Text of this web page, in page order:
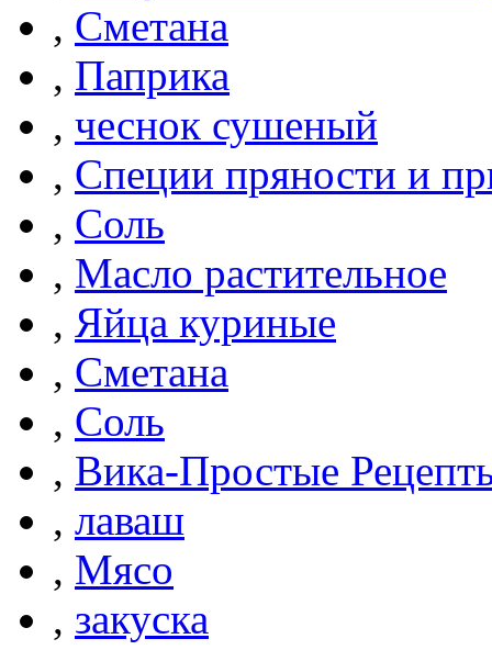
, Сметана
, Паприка
, чеснок сушеный
, Специи пряности и
, Соль
, Масло растительное
, Яйца куриные
, Сметана
, Соль
, Вика-Простые
, лаваш
, Мясо
, закуска